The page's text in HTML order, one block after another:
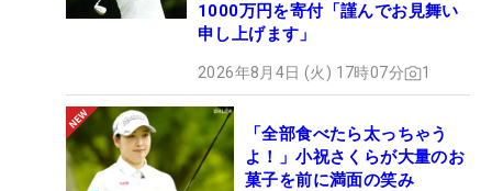
1000万円を寄付「謹んでお見舞い
申し上げます」
2026年8月4日 (火) 17時07分 1
「全部食べたら太っちゃう
よ！」小祝さくらが大量のお
菓子を前に満面の笑み